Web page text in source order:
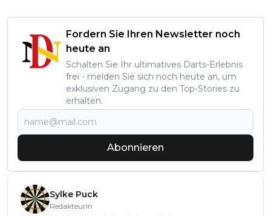
Fordern Sie Ihren Newsletter noch
heute an
Schalten Sie Ihr ultimatives Darts-Erlebnis
frei - melden Sie sich noch heute an, um
exklusiven Zugang zu den Top-Stories zu
erhalten.
Abonnieren
Sylke Puck
Redakteurin